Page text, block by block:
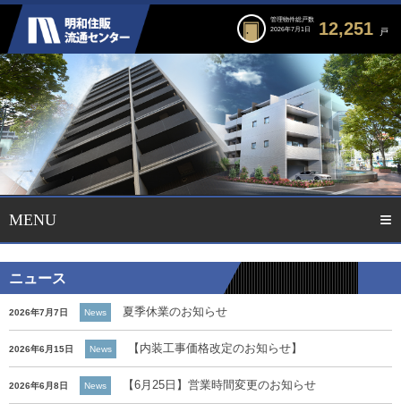
管理物件総戸数
2026年7月1日
12,251 戸
2026年7月7日 News 夏季休業のお知らせ
2026年6月15日 News 【内装工事価格改定のお知らせ】
2026年6月8日 News 【6月25日】営業時間変更のお知らせ